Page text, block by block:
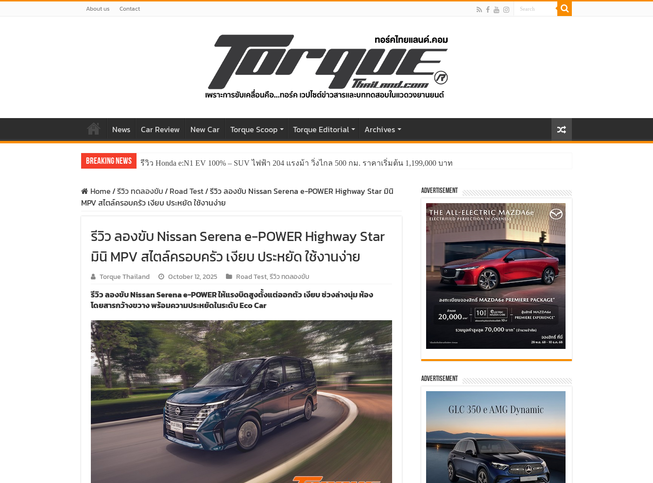
About us Contact
News Car Review New Car Torque Scoop Torque Editorial Archives
Breaking News รีวิว Honda e:N1 EV 100% – SUV ไฟฟ้า 204 แรงม้า วิ่งไกล 500 กม. ราคาเริ่มต้น 1,199,000 บาท
Home/รีวิว ทดลองขับ/ Road Test/รีวิว ลองขับ Nissan Serena e-POWER Highway Star มินิ
MPV สไตล์ครอบครัว เงียบ ประหยัด ใช้งานง่าย
รีวิว ลองขับ Nissan Serena e-POWER Highway Star
มินิ MPV สไตล์ครอบครัว เงียบ ประหยัด ใช้งานง่าย
Torque Thailand October 12, 2025 Road Test,รีวิว ทดลองขับ
รีวิว ลองขับ Nissan Serena e-POWER ให้แรงบิดสูงตั้งแต่ออกตัว เงียบ ช่วงล่างนุ่ม ห้อง
โดยสารกว้างขวาง พร้อมความประหยัดในระดับ Eco Car
Advertisement
Advertisement